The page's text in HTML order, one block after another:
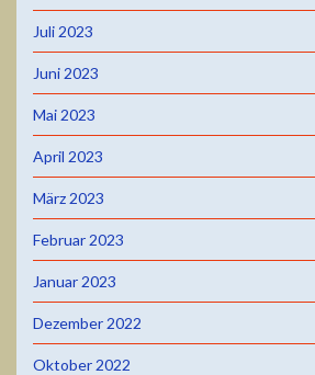
Juli 2023
Juni 2023
Mai 2023
April 2023
März 2023
Februar 2023
Januar 2023
Dezember 2022
Oktober 2022